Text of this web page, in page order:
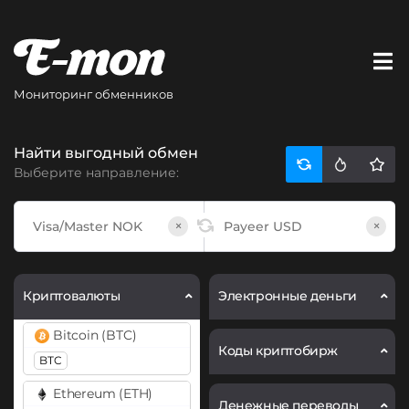
Мониторинг обменников
Найти выгодный обмен
Выберите направление:
× ×
Криптовалюты
Bitcoin (BTC)
BTC
Ethereum (ETH)
Электронные деньги
Коды криптобирж
Денежные переводы